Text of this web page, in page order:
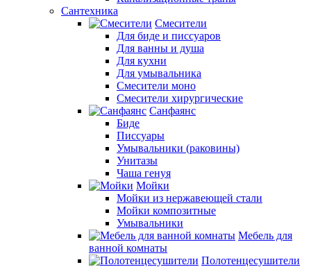
Сантехника
Смесители
Для биде и писсуаров
Для ванны и душа
Для кухни
Для умывальника
Смесители моно
Смесители хирургические
Санфаянс
Биде
Писсуары
Умывальники (раковины)
Унитазы
Чаша генуя
Мойки
Мойки из нержавеющей стали
Мойки композитные
Умывальники
Мебель для
ванной комнаты
Полотенцесушители